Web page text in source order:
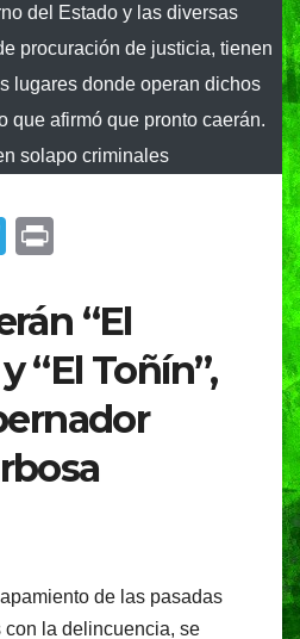
del Estado y las diversas
procuración de justicia, tienen
lugares donde operan dichos
que afirmó que pronto caerán.
solapo criminales
T
e
gr
a
m
t “El
“El Toñín”,
de las pasadas
la delincuencia, se